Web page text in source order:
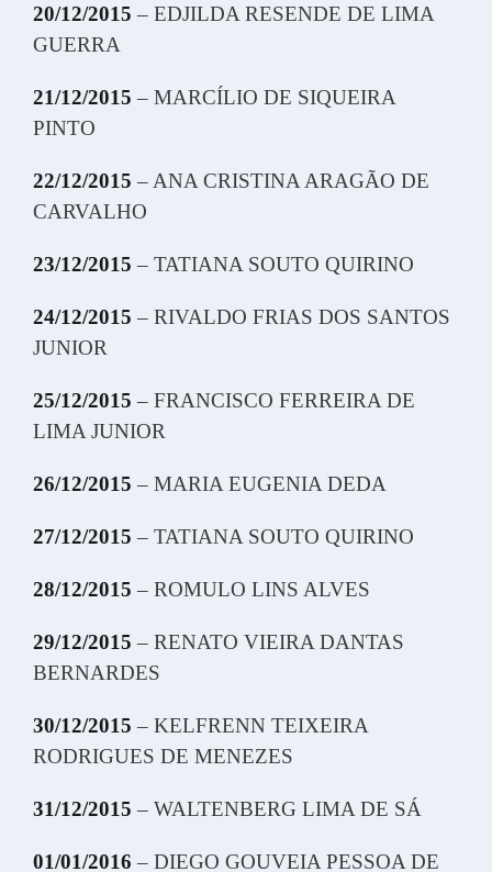
20/12/2015 – EDJILDA RESENDE DE LIMA
GUERRA
21/12/2015 – MARCÍLIO DE SIQUEIRA
PINTO
22/12/2015 – ANA CRISTINA ARAGÃO DE
CARVALHO
23/12/2015 – TATIANA SOUTO QUIRINO
24/12/2015 – RIVALDO FRIAS DOS SANTOS
JUNIOR
25/12/2015 – FRANCISCO FERREIRA DE
LIMA JUNIOR
26/12/2015 – MARIA EUGENIA DEDA
27/12/2015 – TATIANA SOUTO QUIRINO
28/12/2015 – ROMULO LINS ALVES
29/12/2015 – RENATO VIEIRA DANTAS
BERNARDES
30/12/2015 – KELFRENN TEIXEIRA
RODRIGUES DE MENEZES
31/12/2015 – WALTENBERG LIMA DE SÁ
01/01/2016 – DIEGO GOUVEIA PESSOA DE